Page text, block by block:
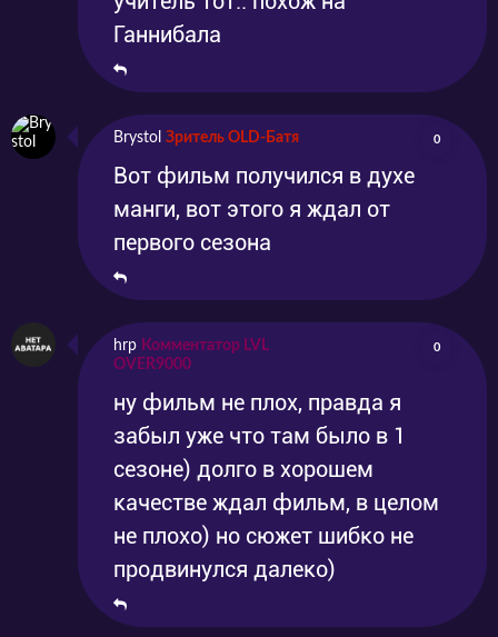
Ганнибала
Brystol Зритель OLD-Батя 0
Вот фильм получился в духе
манги, вот этого я ждал от
первого сезона
hrp Комментатор LVL
OVER9000
0
ну фильм не плох, правда я
забыл уже что там было в 1
сезоне) долго в хорошем
качестве ждал фильм, в целом
не плохо) но сюжет шибко не
продвинулся далеко)